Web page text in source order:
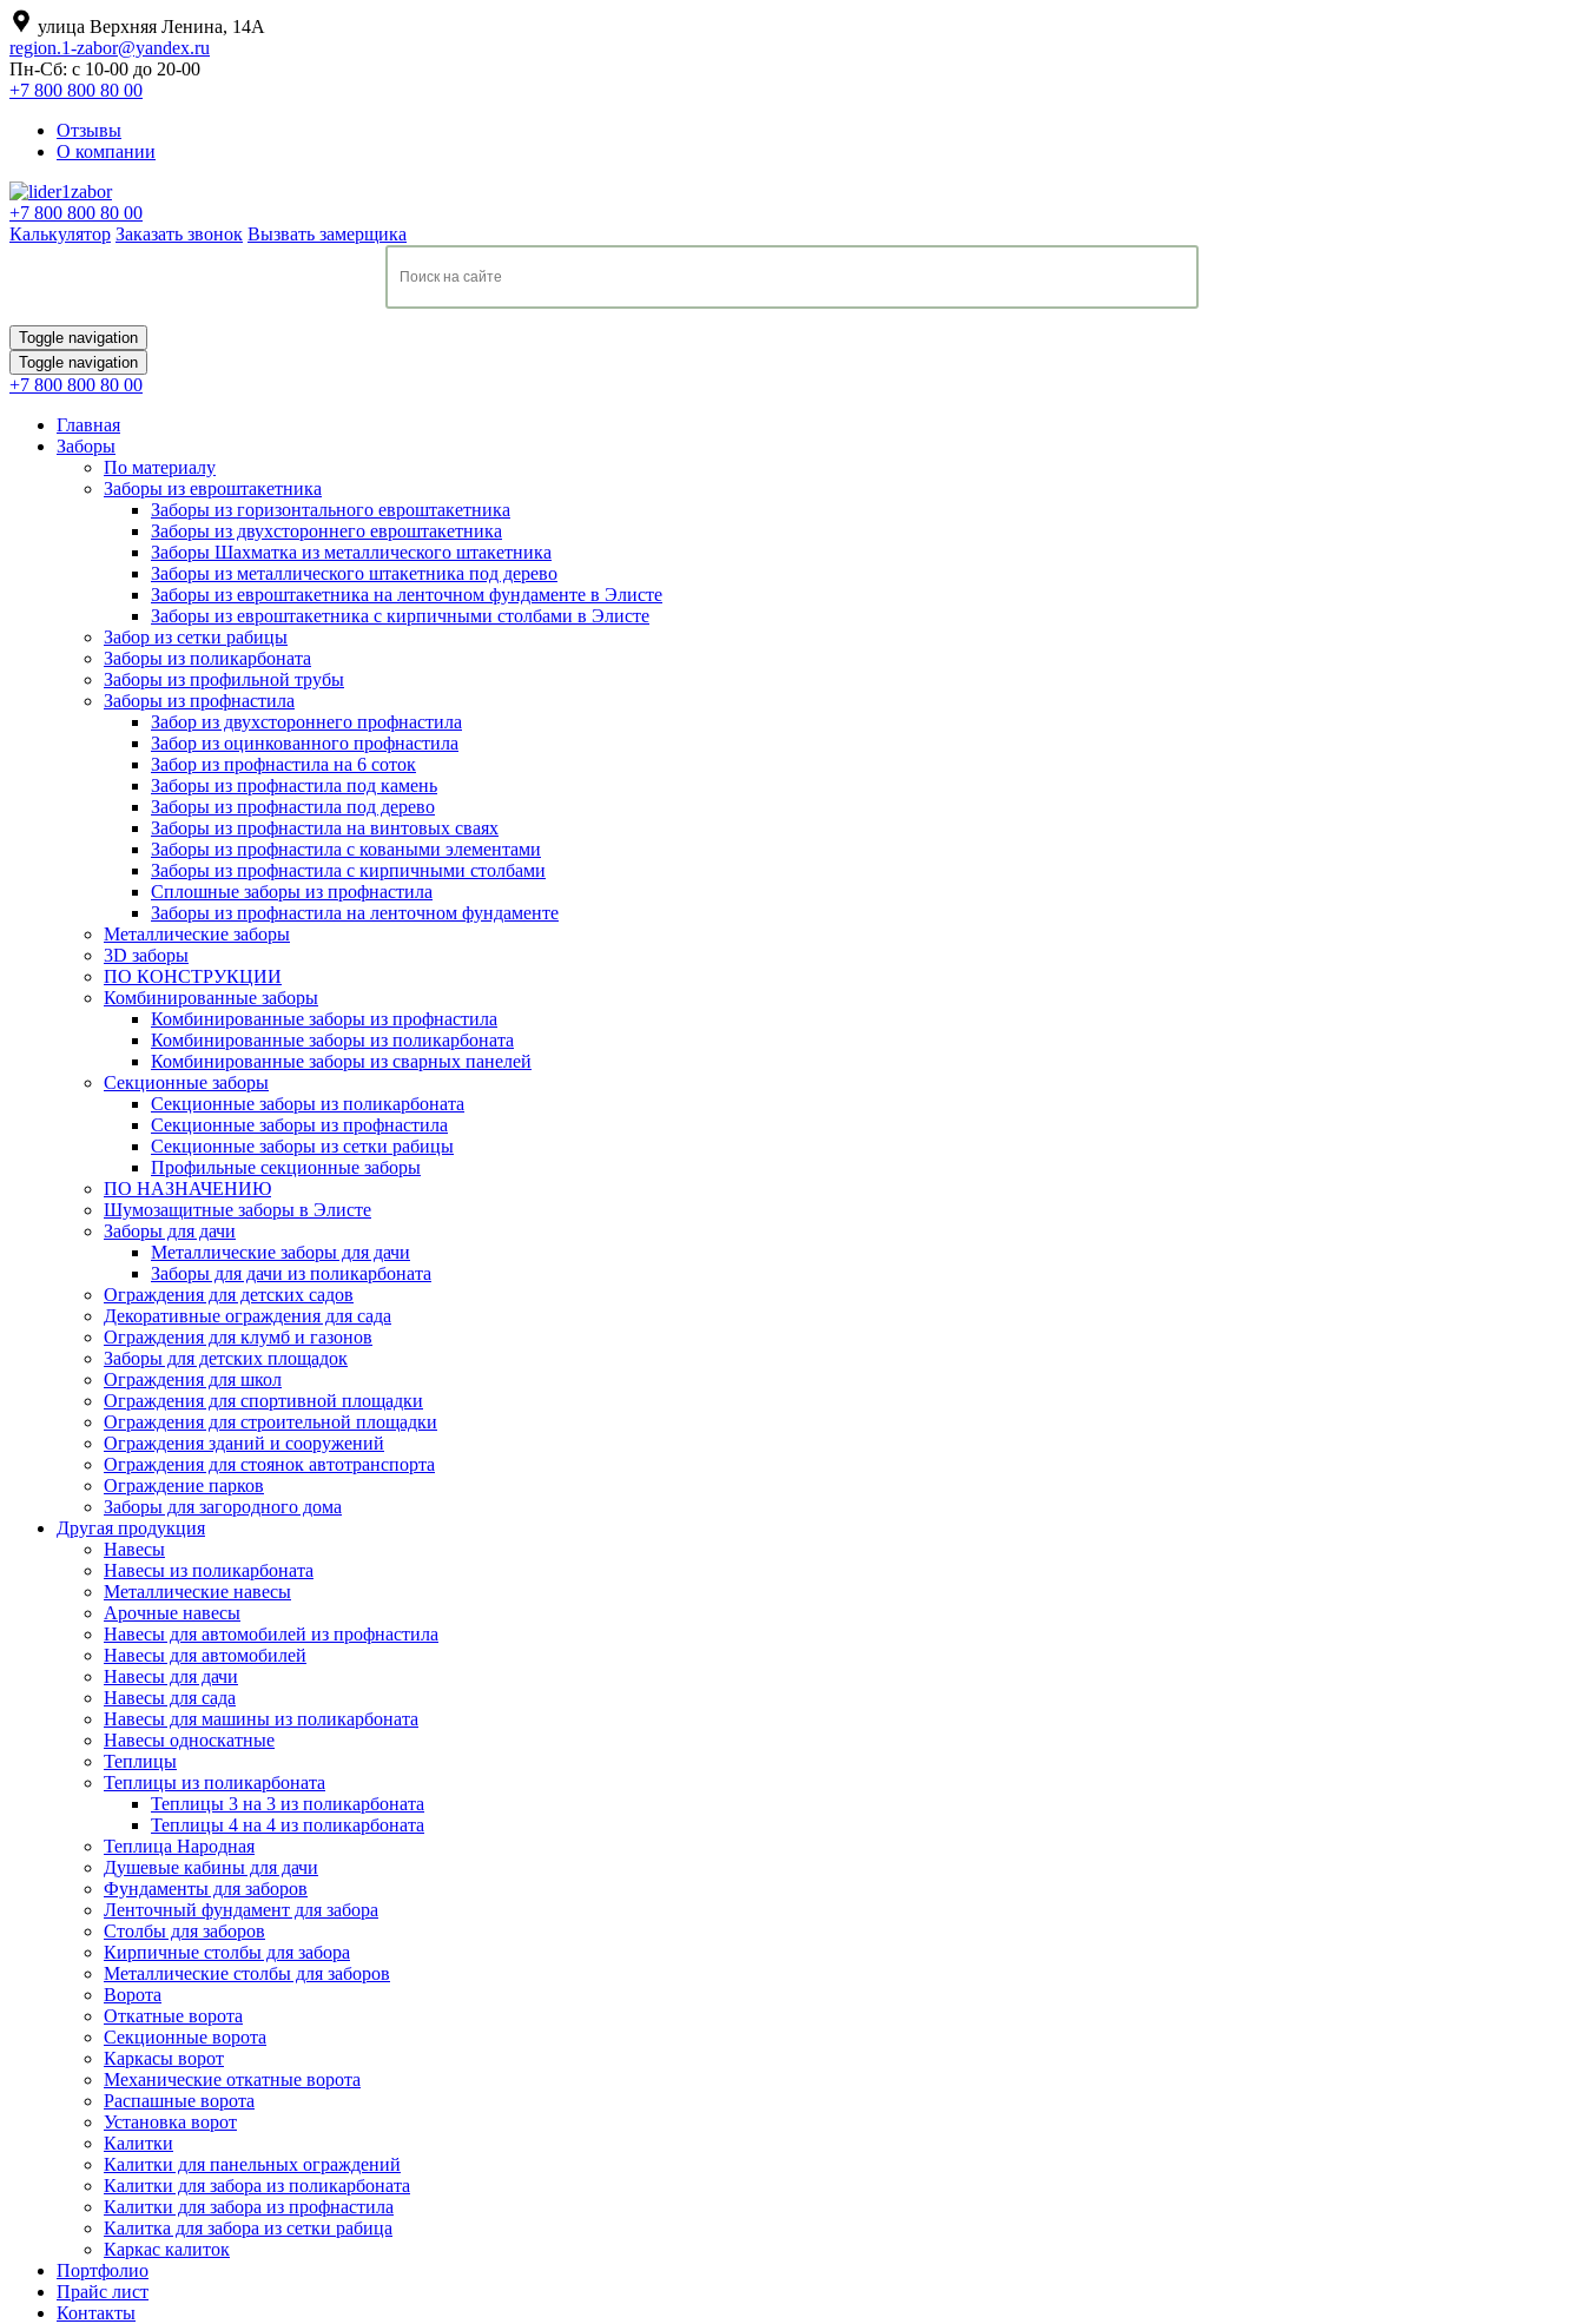
улица Верхняя Ленина, 14А
region.1-zabor@yandex.ru
Пн-Сб: с 10-00 до 20-00
+7 800 800 80 00
Отзывы
О компании
+7 800 800 80 00
Калькулятор Заказать звонок Вызвать замерщика
Toggle navigation
Toggle navigation
+7 800 800 80 00
Главная
Заборы
По материалу
Заборы из евроштакетника
Заборы из горизонтального евроштакетника
Заборы из двухстороннего евроштакетника
Заборы Шахматка из металлического штакетника
Заборы из металлического штакетника под дерево
Заборы из евроштакетника на ленточном фундаменте в Элисте
Заборы из евроштакетника с кирпичными столбами в Элисте
Забор из сетки рабицы
Заборы из поликарбоната
Заборы из профильной трубы
Заборы из профнастила
Забор из двухстороннего профнастила
Забор из оцинкованного профнастила
Забор из профнастила на 6 соток
Заборы из профнастила под камень
Заборы из профнастила под дерево
Заборы из профнастила на винтовых сваях
Заборы из профнастила с коваными элементами
Заборы из профнастила с кирпичными столбами
Сплошные заборы из профнастила
Заборы из профнастила на ленточном фундаменте
Металлические заборы
3D заборы
ПО КОНСТРУКЦИИ
Комбинированные заборы
Комбинированные заборы из профнастила
Комбинированные заборы из поликарбоната
Комбинированные заборы из сварных панелей
Секционные заборы
Секционные заборы из поликарбоната
Секционные заборы из профнастила
Секционные заборы из сетки рабицы
Профильные секционные заборы
ПО НАЗНАЧЕНИЮ
Шумозащитные заборы в Элисте
Заборы для дачи
Металлические заборы для дачи
Заборы для дачи из поликарбоната
Ограждения для детских садов
Декоративные ограждения для сада
Ограждения для клумб и газонов
Заборы для детских площадок
Ограждения для школ
Ограждения для спортивной площадки
Ограждения для строительной площадки
Ограждения зданий и сооружений
Ограждения для стоянок автотранспорта
Ограждение парков
Заборы для загородного дома
Другая продукция
Навесы
Навесы из поликарбоната
Металлические навесы
Арочные навесы
Навесы для автомобилей из профнастила
Навесы для автомобилей
Навесы для дачи
Навесы для сада
Навесы для машины из поликарбоната
Навесы односкатные
Теплицы
Теплицы из поликарбоната
Теплицы 3 на 3 из поликарбоната
Теплицы 4 на 4 из поликарбоната
Теплица Народная
Душевые кабины для дачи
Фундаменты для заборов
Ленточный фундамент для забора
Столбы для заборов
Кирпичные столбы для забора
Металлические столбы для заборов
Ворота
Откатные ворота
Секционные ворота
Каркасы ворот
Механические откатные ворота
Распашные ворота
Установка ворот
Калитки
Калитки для панельных ограждений
Калитки для забора из поликарбоната
Калитки для забора из профнастила
Калитка для забора из сетки рабица
Каркас калиток
Портфолио
Прайс лист
Контакты